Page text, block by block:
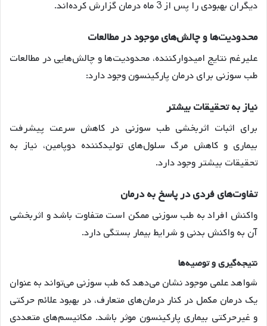
دیگران بهبودی را پس از 3 ماه درمان گزارش کرده‌اند.
محدودیت‌ها و چالش‌های موجود در مطالعات
علیرغم نتایج امیدوارکننده، محدودیت‌ها و چالش‌هایی در مطالعات
طب سوزنی برای درمان پارکینسون وجود دارد:
نیاز به تحقیقات بیشتر
برای اثبات اثربخشی طب سوزنی در کاهش سرعت پیشرفت
بیماری و کاهش مرگ سلول‌های تولیدکننده دوپامین، نیاز به
تحقیقات بیشتر وجود دارد.
تفاوت‌های فردی در پاسخ به درمان
واکنش افراد به طب سوزنی ممکن است متفاوت باشد و اثربخشی
آن به واکنش بدنی و شرایط بیمار بستگی دارد.
نتیجه‌گیری و توصیه‌ها
شواهد علمی موجود نشان می‌دهد که طب سوزنی می‌تواند به عنوان
یک درمان مکمل در کنار درمان‌های متعارف، در بهبود علائم حرکتی
و غیرحرکتی بیماری پارکینسون موثر باشد. مکانیسم‌های متعددی